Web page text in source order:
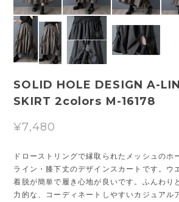
SOLID HOLE DESIGN A-
SKIRT 2colors M-16178
¥7,480
ドローストリングで縁取られたメッシュのホ
ライン・膝下丈のデザインスカートです。ウ
着脱が簡単で履き心地が良いです。ふんわり
力的な、コーディネートしやすいカジュアル